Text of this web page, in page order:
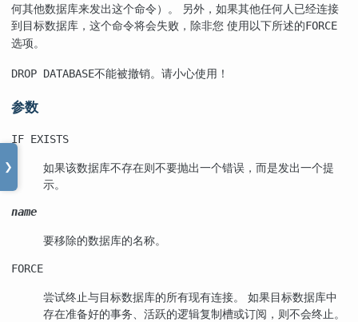
❯
何其他数据库来发出这个命令）。 另外，如果其他任何人已经连接
到目标数据库，这个命令将会失败，除非您 使用以下所述的FORCE
选项。
DROP DATABASE不能被撤销。请小心使用！
参数
IF EXISTS
如果该数据库不存在则不要抛出一个错误，而是发出一个提
示。
name
要移除的数据库的名称。
FORCE
尝试终止与目标数据库的所有现有连接。 如果目标数据库中
存在准备好的事务、活跃的逻辑复制槽或订阅，则不会终止。